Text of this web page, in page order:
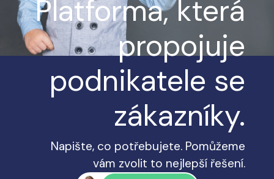
Platforma, která
propojuje
podnikatele se
zákazníky.
Napište, co potřebujete. Pomůžeme
vám zvolit to nejlepší řešení.